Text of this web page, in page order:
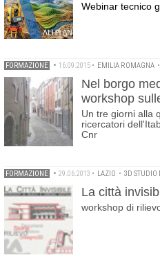
Webinar tecnico
FORMAZIONE • 16.09.2015 • EMILIA ROMAGNA •
Nel borgo
workshop
Un tre giorni alla
ricercatori
Cnr
FORMAZIONE • 29.06.2013 • LAZIO • 3D STUDIO
La città
workshop di